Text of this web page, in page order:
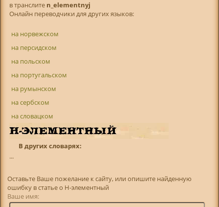
в транслитe n_elementnyj
Онлайн переводчики для других языков:
на норвежском
на персидском
на польском
на португальском
на румынском
на сербском
на словацком
В других словарях:
...
Оставьте Ваше пожелание к сайту, или опишите найденную
ошибку в статье о Н-элементный
Ваше имя: